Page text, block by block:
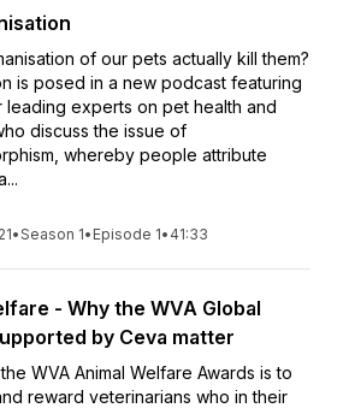
of our pets actually kill them?
is posed in a new podcast featuring
leading experts on pet health and
discuss the issue of
whereby people attribute
•Season 1• Episode 1• 41:33
- Why the WVA Global
by Ceva matter
WVA Animal Welfare Awards is to
reward veterinarians who in their